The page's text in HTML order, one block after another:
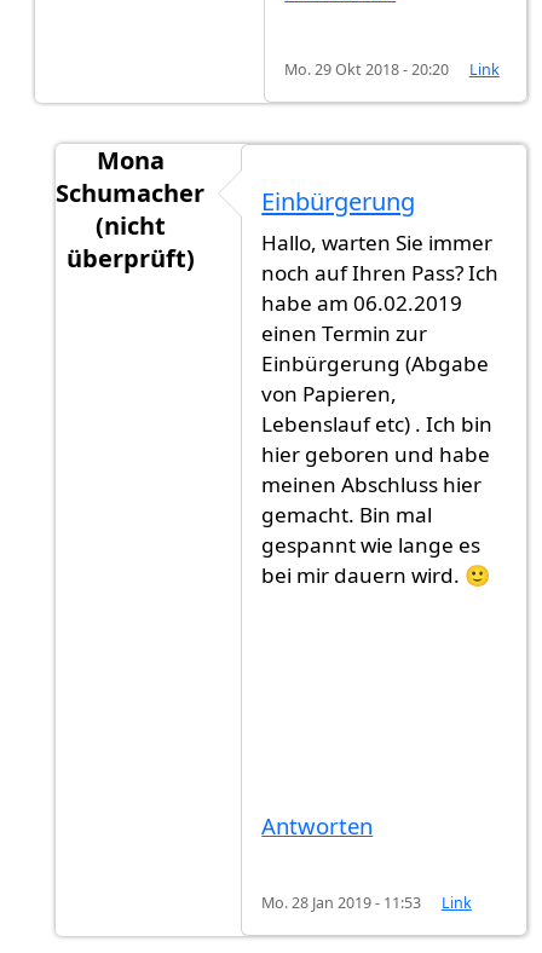
Mo. 29 Okt 2018 - 20:20 Link
Mona
Schumacher
(nicht
überprüft)
Ich warte schon vonGast (nicht
Einbürgerung
Hallo, warten Sie immer
noch auf Ihren Pass? Ich
habe am 06.02.2019
einen Termin zur
Einbürgerung (Abgabe
von Papieren,
Lebenslauf etc) . Ich bin
hier geboren und habe
meinen Abschluss hier
gemacht. Bin mal
gespannt wie lange es
bei mir dauern wird. 🙂
Antworten
Mo. 28 Jan 2019 - 11:53 Link